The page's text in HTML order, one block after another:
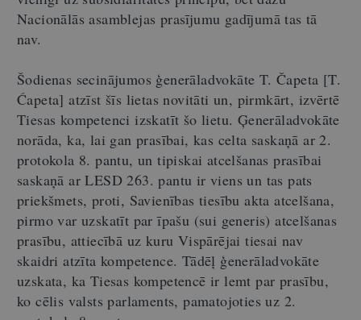
Nacionālās asamblejas prasījumu gadījumā tas tā
nav.
Šodienas secinājumos ģenerāladvokāte T. Čapeta [T.
Ćapeta] atzīst šīs lietas novitāti un, pirmkārt, izvērtē
Tiesas kompetenci izskatīt šo lietu. Ģenerāladvokāte
norāda, ka, lai gan prasībai, kas celta saskaņā ar 2.
protokola 8. pantu, un tipiskai atcelšanas prasībai
saskaņā ar LESD 263. pantu ir viens un tas pats
priekšmets, proti, Savienības tiesību akta atcelšana,
pirmo var uzskatīt par īpašu (sui generis) atcelšanas
prasību, attiecībā uz kuru Vispārējai tiesai nav
skaidri atzīta kompetence. Tādēļ ģenerāladvokāte
uzskata, ka Tiesas kompetencē ir lemt par prasību,
ko cēlis valsts parlaments, pamatojoties uz 2.